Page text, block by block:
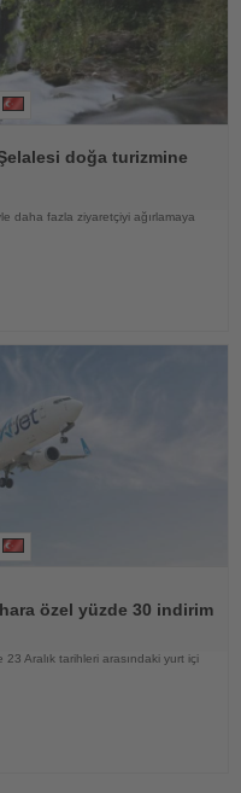
doğa turizmine
daha fazla ziyaretçiyi ağırlamaya
özel yüzde 30 indirim
Aralık tarihleri arasındaki yurt içi